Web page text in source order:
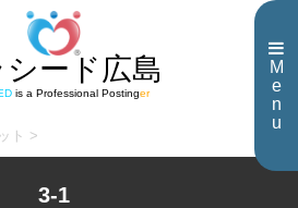
M
e
n
u
シード広島
is a Professional Postinger
ト >
3-1